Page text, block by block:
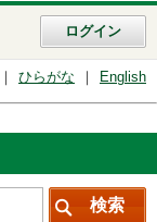
ログイン
ひらがな English